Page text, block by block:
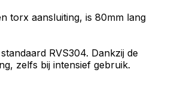
torx aansluiting, is 80mm lang
RVS304. Dankzij de
zelfs bij intensief gebruik.